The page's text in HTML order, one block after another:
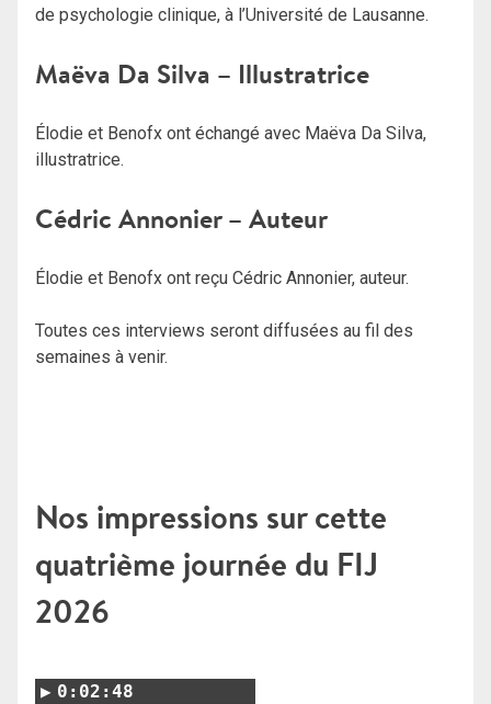
de psychologie clinique, à l’Université de Lausanne.
Maëva Da Silva – Illustratrice
Élodie et Benofx ont échangé avec Maëva Da Silva,
illustratrice.
Cédric Annonier – Auteur
Élodie et Benofx ont reçu Cédric Annonier, auteur.
Toutes ces interviews seront diffusées au fil des
semaines à venir.
Nos impressions sur cette
quatrième journée du FIJ
2026
0:02:48